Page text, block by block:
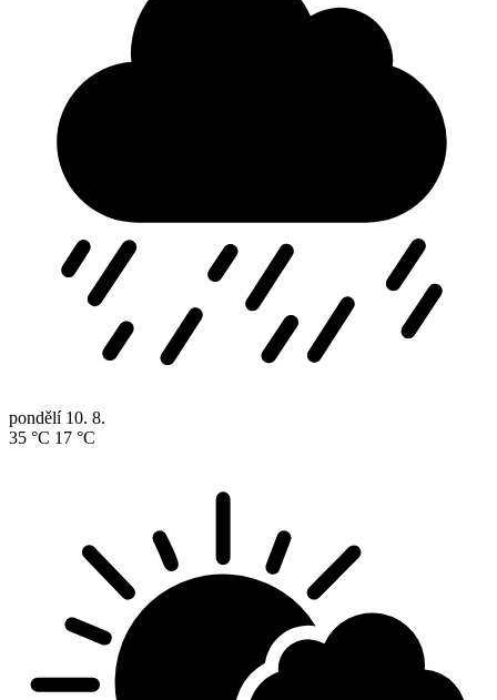
pondělí 10. 8.
35 °C 17 °C